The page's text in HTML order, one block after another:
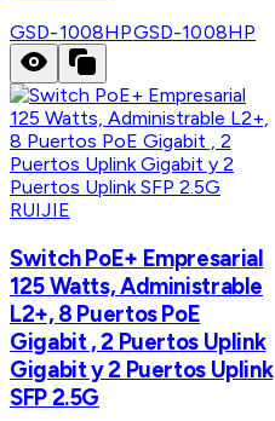
GSD-1008HPGSD-1008HP
RUIJIE
Switch PoE+ Empresarial
125 Watts, Administrable
L2+, 8 Puertos PoE
Gigabit , 2 Puertos Uplink
Gigabit y 2 Puertos Uplink
SFP 2.5G